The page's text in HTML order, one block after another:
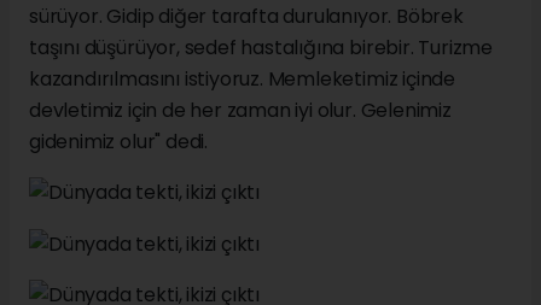
sürüyor. Gidip diğer tarafta durulanıyor. Böbrek
taşını düşürüyor, sedef hastalığına birebir. Turizme
kazandırılmasını istiyoruz. Memleketimiz içinde
devletimiz için de her zaman iyi olur. Gelenimiz
gidenimiz olur" dedi.